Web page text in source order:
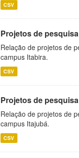
CSV
Projetos de
Relação de projetos de
campus Itabira.
CSV
Projetos de
Relação de projetos de
campus Itajubá.
CSV